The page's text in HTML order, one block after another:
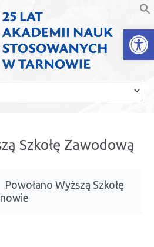
Szkołę Zawodową
Powołano Wyższą Szkołę